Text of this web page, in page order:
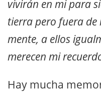
vivirán en mi para
tierra pero fuera de
mente, a ellos
merecen mi
Hay mucha